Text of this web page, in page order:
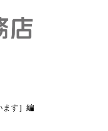
ます］編